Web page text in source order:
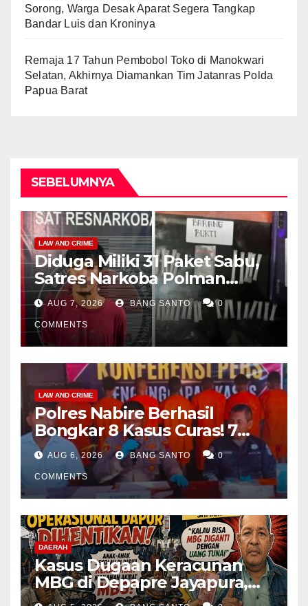
Sorong, Warga Desak Aparat Segera Tangkap
Bandar Luis dan Kroninya
Remaja 17 Tahun Pembobol Toko di Manokwari
Selatan, Akhirnya Diamankan Tim Jatanras Polda
Papua Barat
SEBELUMNYA
LAW AND CRIME
Diduga Miliki 31 Paket Sabu,
Satres Narkoba Polman
Amankan Pria di Matali
AUG 7, 2026 BANG SANTO 0
COMMENTS
LAW AND CRIME
Polres Nabire Berhasil
Bongkar 8 Kasus Curas! 7
Pelaku Ditangkap, 62 Motor
Kembali Diamankan
AUG 6, 2026 BANG SANTO 0
COMMENTS
DAERAH
Kasus Dugaan Keracunan
MBG di Depapre Jayapura,
Aktivis Papua Minta